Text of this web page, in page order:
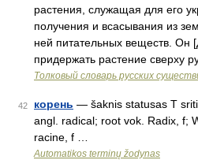
растения, служащая для его
получения и всасывания из
ней питательных веществ. Он
придержать растение сверху
Толковый словарь русских
42 корень — šaknis statusas T
angl. radical; root vok. Radix, f;
racine, f …
Automatikos terminų žodynas